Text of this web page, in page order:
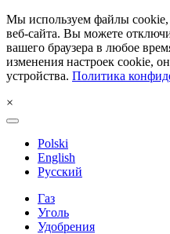
Мы используем файлы
веб-сайта. Вы можете
вашего браузера в любое
изменения настроек cookie,
устройства. Политика
×
Polski
English
Русский
Газ
Уголь
Удобрения